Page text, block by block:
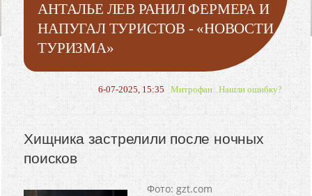
АНТАЛЬЕ ЛЕВ РАНИЛ ФЕРМЕРА И
НАПУГАЛ ТУРИСТОВ - «НОВОСТИ
ТУРИЗМА»
6-07-2025, 15:35 Митрофан Нашли ошибку?
Хищника застрелили после ночных
поисков
Фото: gzt.com